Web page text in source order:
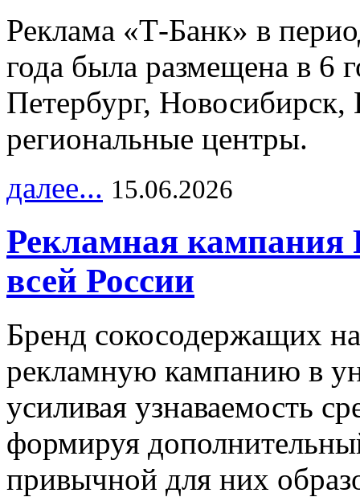
Реклама «Т-Банк» в
года была размещена в 6
Петербург,
региональные центры.
далее... 15.06.2026
Рекламная
всей России
Бренд сокосодержащих
рекламную кампанию в
усиливая узнаваемость
формируя
привычной для них